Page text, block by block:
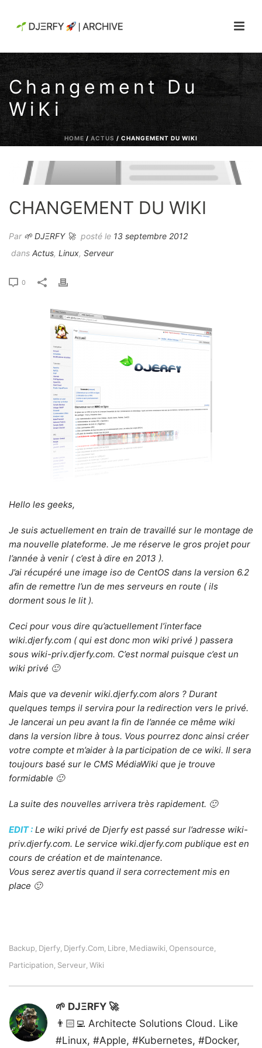
Changement Du
WiKi
HOME / ACTUS / CHANGEMENT DU WIKI
CHANGEMENT DU WIKI
Par 🌱 DJΞRFY 🚀 posté le 13 septembre 2012
dans Actus, Linux, Serveur
0
Hello les geeks,
Je suis actuellement en train de travaillé sur le montage de
ma nouvelle plateforme. Je me réserve le gros projet pour
l’année à venir ( c’est à dire en 2013 ).
J’ai récupéré une image iso de CentOS dans la version 6.2
afin de remettre l’un de mes serveurs en route ( ils
dorment sous le lit ).
Ceci pour vous dire qu’actuellement l’interface
wiki.djerfy.com ( qui est donc mon wiki privé ) passera
sous wiki-priv.djerfy.com. C’est normal puisque c’est un
wiki privé 🙂
Mais que va devenir wiki.djerfy.com alors ? Durant
quelques temps il servira pour la redirection vers le privé.
Je lancerai un peu avant la fin de l’année ce même wiki
dans la version libre à tous. Vous pourrez donc ainsi créer
votre compte et m’aider à la participation de ce wiki. Il sera
toujours basé sur le CMS MédiaWiki que je trouve
formidable 🙂
La suite des nouvelles arrivera très rapidement. 🙂
EDIT : Le wiki privé de Djerfy est passé sur l’adresse wiki-
priv.djerfy.com. Le service wiki.djerfy.com publique est en
cours de création et de maintenance.
Vous serez avertis quand il sera correctement mis en
place 🙂
Backup Djerfy Djerfy.com Libre Mediawiki Opensource
Participation Serveur Wiki
🌱 DJΞRFY 🚀
👨🏻‍💻 Architecte Solutions Cloud. Like
#Linux, #Apple, #Kubernetes, #Docker,